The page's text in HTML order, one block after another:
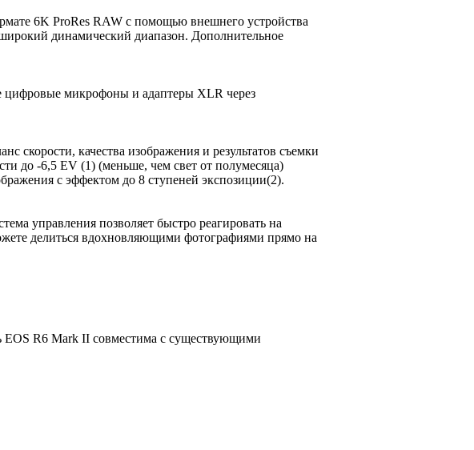
6K ProRes RAW с помощью внешнего устройства
динамический диапазон. Дополнительное
цифровые микрофоны и адаптеры XLR через
скорости, качества изображения и результатов съемки
до -6,5 EV (1) (меньше, чем свет от полумесяца)
с эффектом до 8 ступеней экспозиции(2).
управления позволяет быстро реагировать на
делиться вдохновляющими фотографиями прямо на
R6 Mark II совместима с существующими